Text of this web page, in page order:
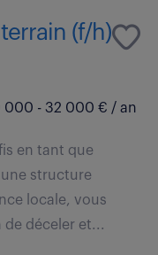
(f/h)
000 - 32 000 € / an
en tant que
structure
locale, vous
déceler et...